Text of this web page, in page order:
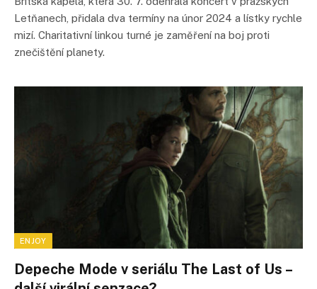
Letňanech, přidala dva termíny na únor 2024 a lístky rychle
mizí. Charitativní linkou turné je zaměření na boj proti
znečištění planety.
ENJOY
Depeche Mode v seriálu The Last of Us –